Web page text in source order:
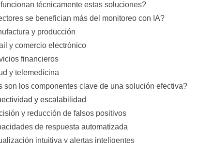
técnicamente estas soluciones?
se benefician más del monitoreo con IA?
y producción
y comercio electrónico
financieros
y telemedicina
son los componentes clave de una solución efectiva?
y escalabilidad
y reducción de falsos positivos
de respuesta automatizada
intuitiva y alertas inteligentes